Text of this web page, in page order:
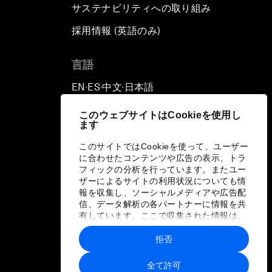
このウェブサイトはCookieを使用し
ます
このサイトではCookieを使って、ユーザー
に合わせたコンテンツや広告の表示、トラ
フィックの分析を行っています。またユー
ザーによるサイトの利用状況についても情
報を収集し、ソーシャルメディアや広告配
信、データ解析の各パートナーに情報を共
有しています。ここで収集された情報は、
ユーザーが各パートナーに提供した他の情
報や各パートナーのサービスを使用した際
に収集された情報と組み合わされ、各パー
トナーによって使用されることがありま
全て許可
拒否
サステナビリティへの取り組み
採用情報 (英語のみ)
言語
EN ▪ ES▪中文▪ 日本語